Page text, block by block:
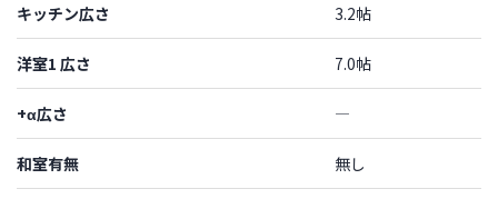
キッチン広さ 3.2帖
洋室1 広さ 7.0帖
+α広さ ―
和室有無 無し